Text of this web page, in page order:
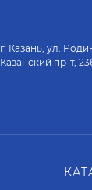
г. Казань, ул.
Казанский пр-т,